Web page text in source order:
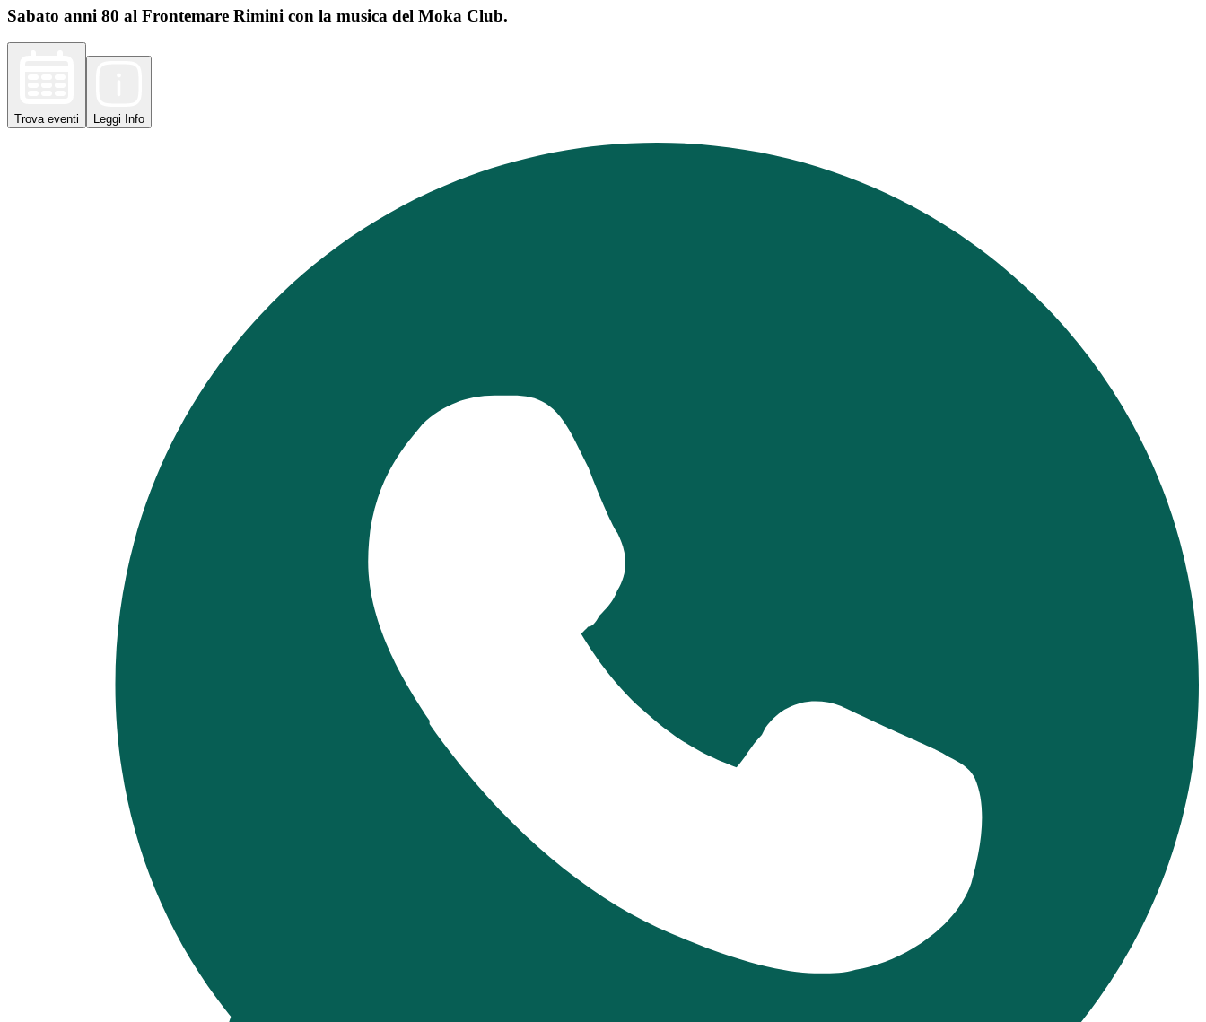
Sabato anni 80 al Frontemare Rimini con la musica del Moka Club.
Trova eventi Leggi Info